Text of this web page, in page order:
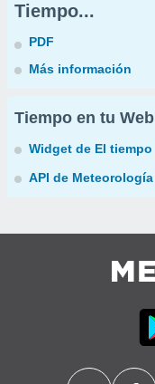
Tiempo...
PDF
Más información
Tiempo en tu Web
Widget de El tiempo
API de Meteorología